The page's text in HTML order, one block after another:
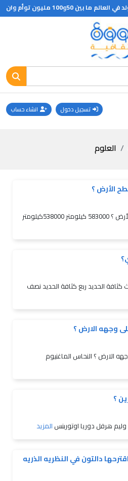
المناطق الباردة هي التى تتمتع باعلى نسبة من هذه التوائم
تسجيل دخول انشاء حساب
العلوم
الأرض ؟
كم يبلغ بعد القمر عن سطح الأرض ؟ 583000 كيلومتر 538000كيلومتر
كثافة الحديد ربع كثافة الحديد نصف
وجهه الارض ؟
الارض ؟ النحاس الماغنيوم
؟
هرفل دوريا اوتوربنس المزيد
دالتون في النظريه الذريه